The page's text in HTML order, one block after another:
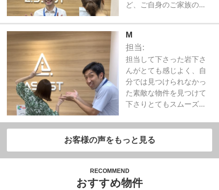
ど、ご自身のご家族の...
M
担当:
担当して下さった岩下さ
んがとても感じよく、自
分では見つけられなかっ
た素敵な物件を見つけて
下さりとてもスムーズ...
お客様の声をもっと見る
RECOMMEND
おすすめ物件